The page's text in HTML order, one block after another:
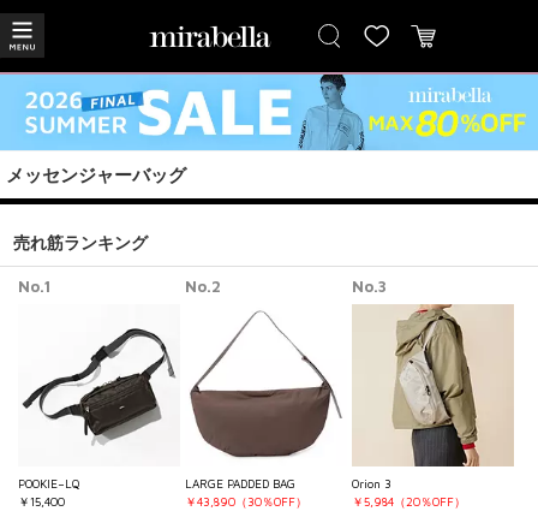
メッセンジャーバッグ
売れ筋ランキング
No.1
POOKIE−LQ
￥15,400
No.2
LARGE PADDED BAG
￥43,890（30％OFF）
No.3
Orion 3
￥5,984（20％OFF）